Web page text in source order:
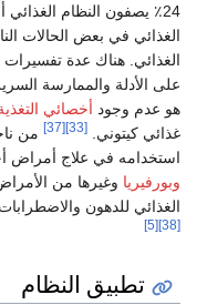
الغذائي. هناك عدة
على الأدلة والممارسة
هو عدم وجود أخصائي
غذائي كيتوني.
[33]
[37]
من
استخدامه في علاج أمراض
وبورفيريا وغيرها من
الغذائي للدهون
[38]
[5]
تطبيق النظام